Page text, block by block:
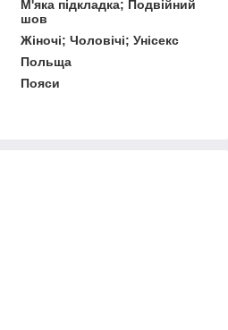
М'яка підкладка; Подвійний
шов
Жіночі; Чоловічі; Унісекс
Польща
Пояси